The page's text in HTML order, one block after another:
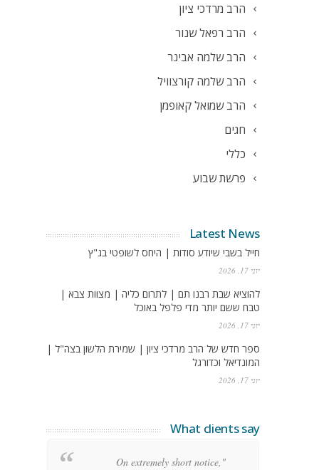
הרב מרדכי ציון
הרב רפאל שנור
הרב שלמה אבינר
הרב שלמה קורצוויל
הרב שמואל קאופמן
חגים
כללי
פרשת שבוע
Latest News
חייל בשבי שיודע סודות | היחס לשופטי בג"ץ
יוני 17, 2026
להוציא שבת רבנו תם | לתרום כליה | מצוות צבא |
טבח ששם יותר מדי פלפל באוכל
יוני 17, 2026
ספר חדש של הרב מרדכי ציון | שמירת הלשון בצה"ל |
המונדיאל וכדורגל
יוני 17, 2026
What clients say
"On extremely short notice,